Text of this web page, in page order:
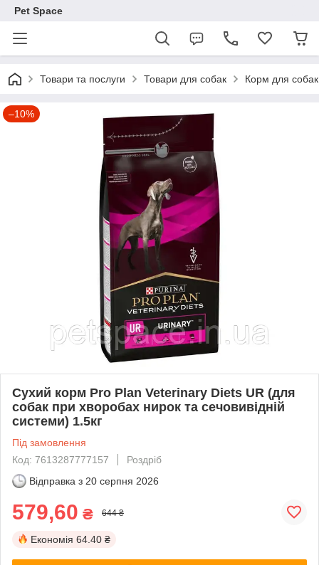
Pet Space
Товари та послуги Товари для собак Корм для собак
–10%
Сухий корм Pro Plan Veterinary Diets UR (для
собак при хворобах нирок та сечовивідній
системи) 1.5кг
Під замовлення
Код: 7613287777157
Роздріб
Відправка з 20 серпня 2026
579,60 ₴ 644 ₴
Економія 64.40 ₴